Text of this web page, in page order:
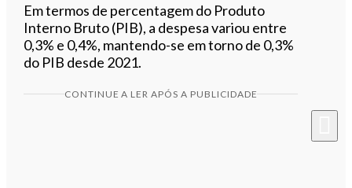
Em termos de percentagem do Produto
Interno Bruto (PIB), a despesa variou entre
0,3% e 0,4%, mantendo-se em torno de 0,3%
do PIB desde 2021.
CONTINUE A LER APÓS A PUBLICIDADE